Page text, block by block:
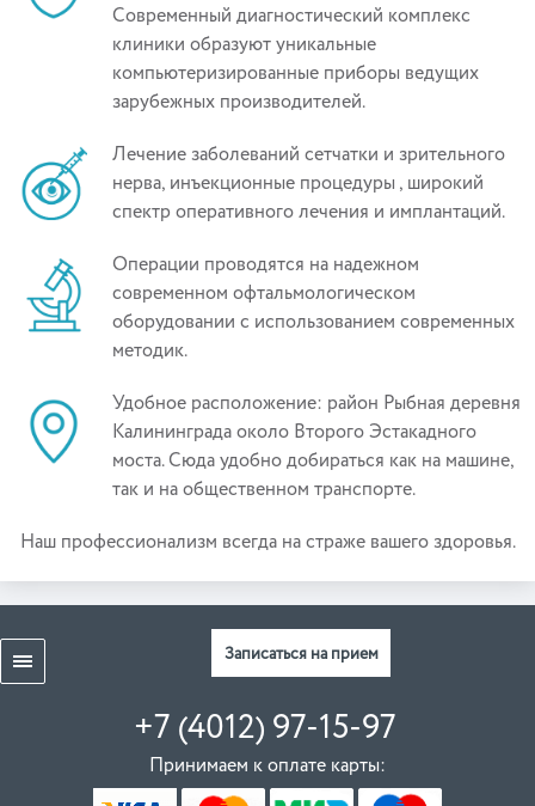
Современный диагностический комплекс
клиники образуют уникальные
компьютеризированные приборы ведущих
зарубежных производителей.
Лечение заболеваний сетчатки и зрительного
нерва, инъекционные процедуры , широкий
спектр оперативного лечения и имплантаций.
Операции проводятся на надежном
современном офтальмологическом
оборудовании с использованием современных
методик.
Удобное расположение: район Рыбная деревня
Калининграда около Второго Эстакадного
моста. Сюда удобно добираться как на машине,
так и на общественном транспорте.
Наш профессионализм всегда на страже вашего здоровья.
Записаться на прием
+7 (4012) 97-15-97
Принимаем к оплате карты: